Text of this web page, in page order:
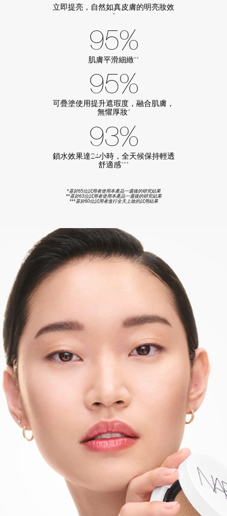
立即提亮，自然如真皮膚的明亮妝效
*
95%
肌膚平滑細緻**
95%
可疊塗使用提升遮瑕度，融合肌膚，
無懼厚妝*
93%
鎖水效果達24小時，全天候保持輕透
舒適感***
*基於65位試用者使用本產品一週後的研究結果
**基於63位試用者使用本產品一週後的研究結果
***基於60位試用者進行全天上妝的試用結果